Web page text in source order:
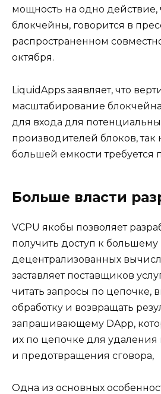
мощность на одно действие,
блокчейны, говорится в
распространенном
октября.
LiquidApps заявляет, что
масштабирование
для входа для
производителей блоков, так
большей емкости требуется
Больше власти
VCPU якобы позволяет
получить доступ к большему
децентрализованных
заставляет поставщиков
читать запросы по цепочке,
обработку и возвращать
запрашивающему DApp,
их по цепочке для
и предотвращения сговора,
Одна из основных